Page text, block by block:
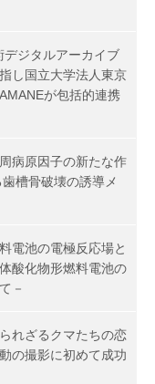
デジタルアーカイブ
し国立大学法人東京
が包括的連携
病原因子の新たな作
槽骨破壊の誘導メ
電池の電極反応場と
酸化物形燃料電池の
－
れざるクマたちの恋
の撮影に初めて成功